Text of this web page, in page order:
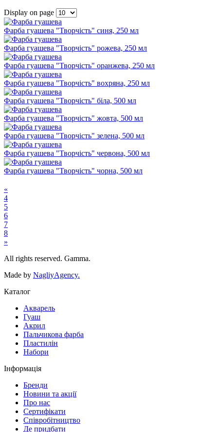
Display on page
Фарба гуашева "Творчість" синя, 250 мл
Фарба гуашева "Творчість" рожева, 250 мл
Фарба гуашева "Творчість" оранжева, 250 мл
Фарба гуашева "Творчість" вохряна, 250 мл
Фарба гуашева "Творчість" біла, 500 мл
Фарба гуашева "Творчість" жовта, 500 мл
Фарба гуашева "Творчість" зелена, 500 мл
Фарба гуашева "Творчість" червона, 500 мл
Фарба гуашева "Творчість" чорна, 500 мл
«
4
5
6
7
8
»
All rights reserved. Gamma.
Made by NagliyAgency.
Каталог
Акварель
Гуаш
Акрил
Пальчикова фарба
Пластилін
Набори
Інформація
Бренди
Новини та акції
Про нас
Сертифікати
Співробітництво
Де придбати